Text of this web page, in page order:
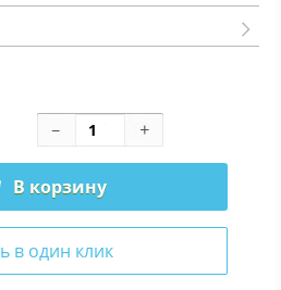
В корзину
в один клик